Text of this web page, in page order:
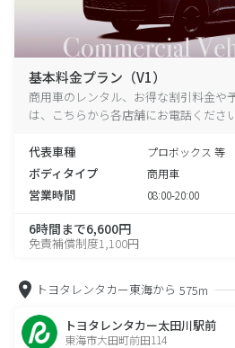
基本料金プラン（V1）
商用車のレンタル、お得な割引料金や
は、こちらから各店舗にお電話ください
代表車種 プロボックス 等
ボディタイプ 商用車
営業時間 08:00-20:00
6時間まで6,600円
免責補償制度1,100円
トヨタレンタカー東海から 575m
トヨタレンタカー太田川駅前
東海市大田町前田114